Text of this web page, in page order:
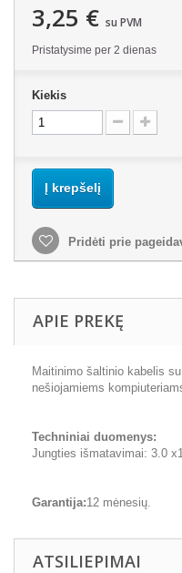
3,25 € su PVM
Pristatysime per 2 dienas
Kiekis
Į krepšelį
Pridėti prie
APIE PREKĘ
Maitinimo šaltinio kabelis
nešiojamiems
Techniniai duomenys:
Jungties išmatavimai: 3.0
Garantija:12 mėnesių.
ATSILIEPIMAI